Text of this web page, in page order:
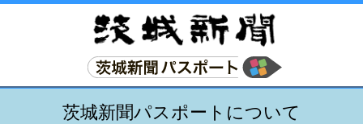
茨城新聞パスポートについて